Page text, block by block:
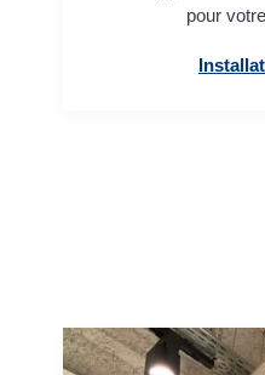
pour